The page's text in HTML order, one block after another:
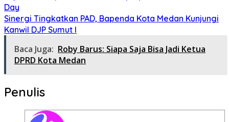
Day
Sinergi Tingkatkan PAD, Bapenda Kota Medan Kunjungi
Kanwil DJP Sumut I
Baca Juga: Roby Barus: Siapa Saja Bisa Jadi Ketua
DPRD Kota Medan
Penulis